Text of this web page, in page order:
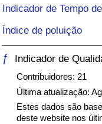
Indicador de Tempo
Índice de poluição
ƒ Indicador de
Contribuidores: 21
Última atualização:
Estes dados são
deste website nos
Indicador de Saúde
Indicador de Saúde
Indicador de Saúde